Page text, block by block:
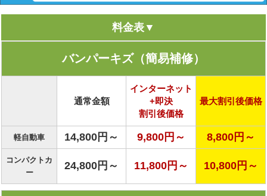
料金表▼
バンパーキズ（簡易補修）
通常金額
インターネット
+即決
割引後価格
最大割引後価格
軽自動車 14,800円～ 9,800円～ 8,800円～
コンパクトカ
ー
24,800円～ 11,800円～ 10,800円～